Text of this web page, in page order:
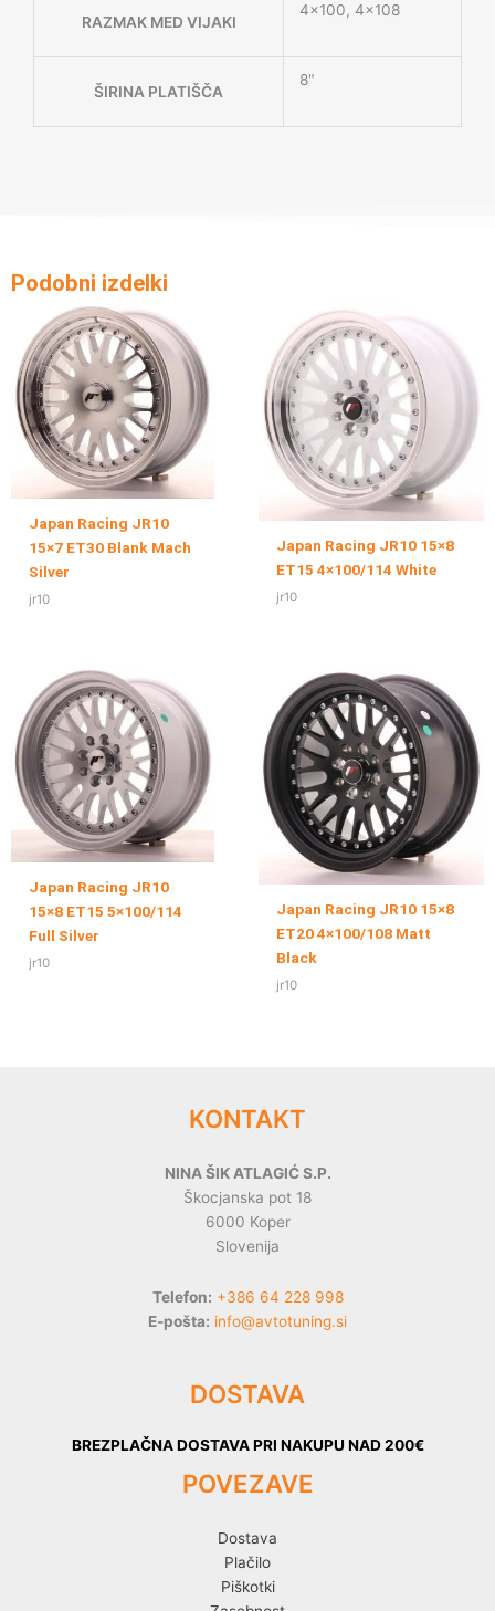
RAZMAK MED VIJAKI
4×100, 4×108
ŠIRINA PLATIŠČA
8"
Podobni izdelki
Japan Racing JR10
15×7 ET30 Blank Mach
Silver
jr10
Japan Racing JR10 15×8
ET15 4×100/114 White
jr10
Japan Racing JR10
15×8 ET15 5×100/114
Full Silver
jr10
Japan Racing JR10 15×8
ET20 4×100/108 Matt
Black
jr10
KONTAKT
NINA ŠIK ATLAGIĆ S.P.
Škocjanska pot 18
6000 Koper
Slovenija
Telefon: +386 64 228 998
E-pošta: info@avtotuning.si
DOSTAVA
BREZPLAČNA DOSTAVA PRI NAKUPU NAD 200€
POVEZAVE
Dostava
Plačilo
Piškotki